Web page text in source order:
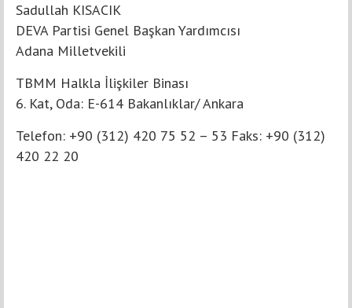
Sadullah KISACIK
DEVA Partisi Genel Başkan Yardımcısı
Adana Milletvekili
TBMM Halkla İlişkiler Binası
6. Kat, Oda: E-614 Bakanlıklar/ Ankara
Telefon: +90 (312) 420 75 52 – 53 Faks: +90 (312)
420 22 20